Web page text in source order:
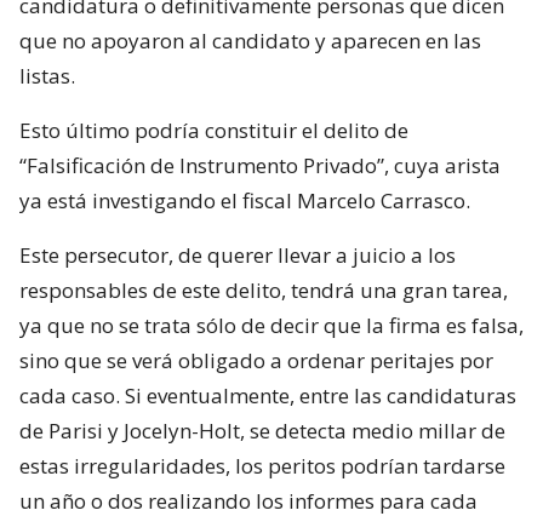
que no apoyaron al candidato y aparecen en las
listas.
Esto último podría constituir el delito de
“Falsificación de Instrumento Privado”, cuya arista
ya está investigando el fiscal Marcelo Carrasco.
Este persecutor, de querer llevar a juicio a los
responsables de este delito, tendrá una gran tarea,
ya que no se trata sólo de decir que la firma es falsa,
sino que se verá obligado a ordenar peritajes por
cada caso. Si eventualmente, entre las candidaturas
de Parisi y Jocelyn-Holt, se detecta medio millar de
estas irregularidades, los peritos podrían tardarse
un año o dos realizando los informes para cada